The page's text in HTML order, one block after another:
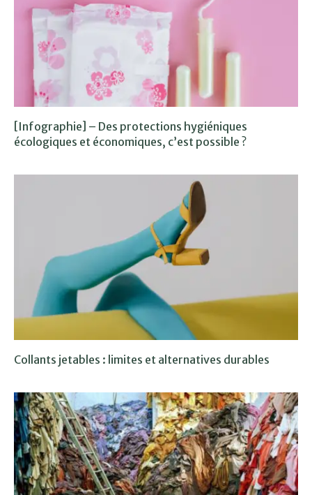
[Infographie] – Des protections hygiéniques
écologiques et économiques, c’est possible ?
Collants jetables : limites et alternatives durables